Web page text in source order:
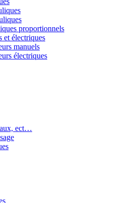
proportionnels
et électriques
manuels
électriques
ect…